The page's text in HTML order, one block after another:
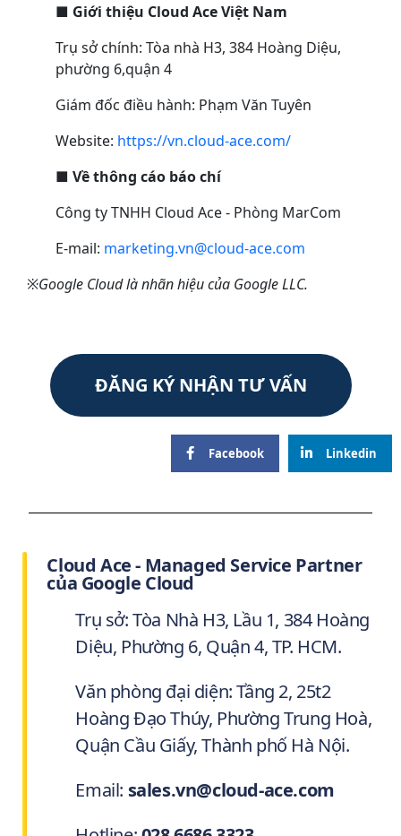
■ Giới thiệu Cloud Ace Việt Nam
Trụ sở chính: Tòa nhà H3, 384 Hoàng Diệu,
phường 6,quận 4
Giám đốc điều hành: Phạm Văn Tuyên
Website: https://vn.cloud-ace.com/
■ Về thông cáo báo chí
Công ty TNHH Cloud Ace- Phòng MarCom
E-mail: marketing.vn@cloud-ace.com
※Google Cloud là nhãn hiệu của Google LLC.
ĐĂNG KÝ NHẬN TƯ VẤN
Facebook Linkedin
Cloud Ace - Managed Service Partner
của Google Cloud
Trụ sở: Tòa Nhà H3, Lầu 1, 384 Hoàng
Diệu, Phường 6, Quận 4, TP. HCM.
Văn phòng đại diện: Tầng 2, 25t2
Hoàng Đạo Thúy, Phường Trung Hoà,
Quận Cầu Giấy, Thành phố Hà Nội.
Email: sales.vn@cloud-ace.com